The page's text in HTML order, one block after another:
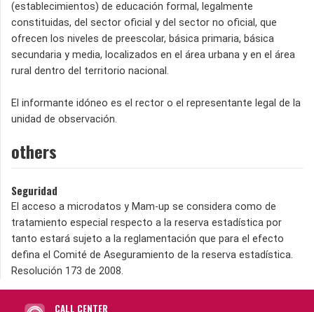
(establecimientos) de educación formal, legalmente
constituidas, del sector oficial y del sector no oficial, que
ofrecen los niveles de preescolar, básica primaria, básica
secundaria y media, localizados en el área urbana y en el área
rural dentro del territorio nacional.
El informante idóneo es el rector o el representante legal de la
unidad de observación.
others
Seguridad
El acceso a microdatos y Mam-up se considera como de
tratamiento especial respecto a la reserva estadística por
tanto estará sujeto a la reglamentación que para el efecto
defina el Comité de Aseguramiento de la reserva estadística.
Resolución 173 de 2008.
CALL CENTER